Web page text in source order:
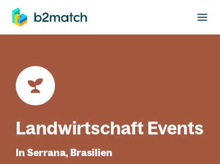
springen
Landwirtschaft Events
In Serrana, Brasilien